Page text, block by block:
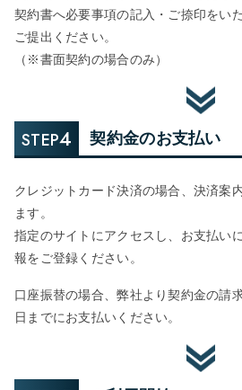
契約書へ必要事項の記入・ご捺印をい
ご提出ください。
（※書面契約の場合のみ）
STEP4 契約金のお支払い
クレジットカード決済の場合、決済案
ます。
指定のサイトにアクセスし、お支払い
報をご登録ください。
口座振替の場合、弊社より契約金の請
日までにお支払いください。